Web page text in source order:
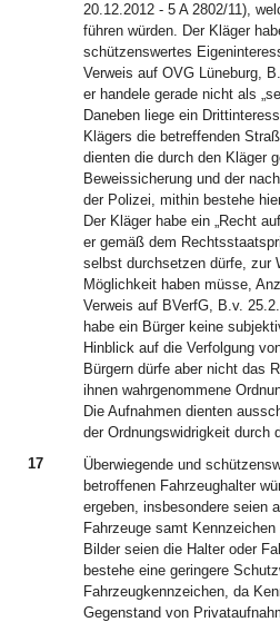
20.12.2012 - 5 A 2802/11),
führen würden. Der Kläger
schützenswertes
Verweis auf OVG Lüneburg,
er handele gerade nicht als
Daneben liege ein
Klägers die betreffenden
dienten die durch den Kläger
Beweissicherung und der
der Polizei, mithin bestehe
Der Kläger habe ein „Recht
er gemäß dem
selbst durchsetzen dürfe, zur
Möglichkeit haben müsse,
Verweis auf BVerfG, B.v.
habe ein Bürger keine
Hinblick auf die Verfolgung
Bürgern dürfe aber nicht das
ihnen wahrgenommene
Die Aufnahmen dienten
der Ordnungswidrigkeit durch
17
Überwiegende und
betroffenen Fahrzeughalter
ergeben, insbesondere seien
Fahrzeuge samt
Bilder seien die Halter oder
bestehe eine geringere
Fahrzeugkennzeichen, da
Gegenstand von